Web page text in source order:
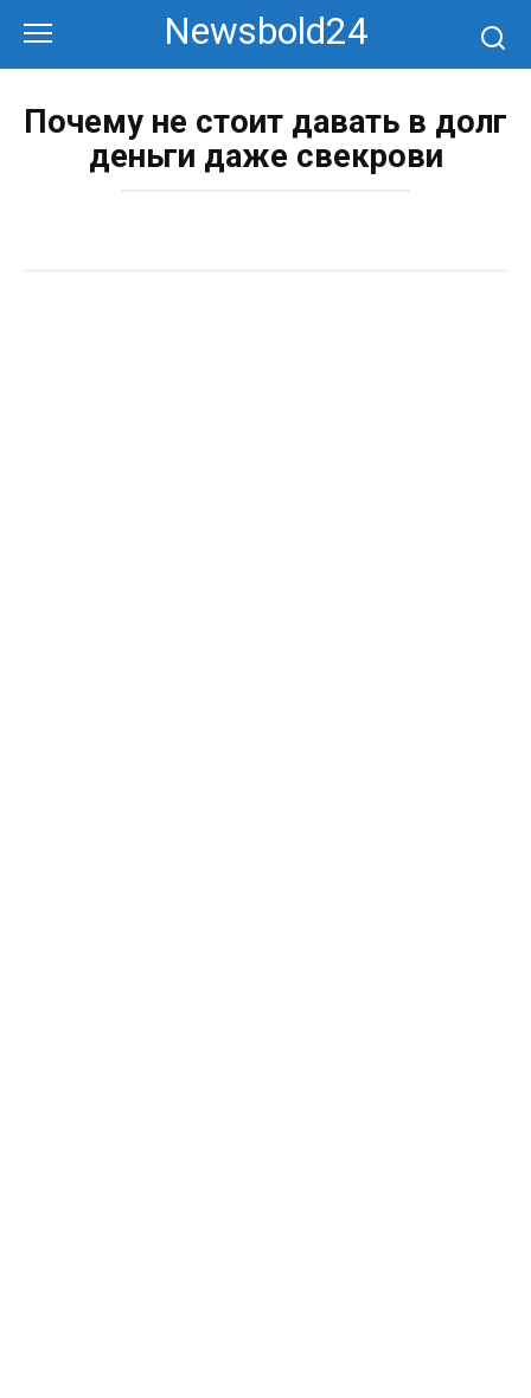
контенту
Newsbold24
Почему не стоит давать в долг
деньги даже свекрови